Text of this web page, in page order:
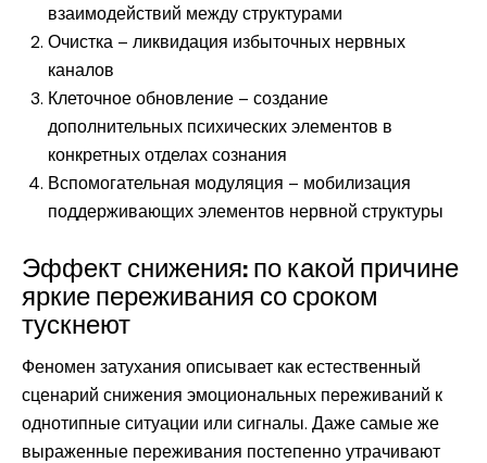
взаимодействий между структурами
Очистка – ликвидация избыточных нервных
каналов
Клеточное обновление – создание
дополнительных психических элементов в
конкретных отделах сознания
Вспомогательная модуляция – мобилизация
поддерживающих элементов нервной структуры
Эффект снижения: по какой причине
яркие переживания со сроком
тускнеют
Феномен затухания описывает как естественный
сценарий снижения эмоциональных переживаний к
однотипные ситуации или сигналы. Даже самые же
выраженные переживания постепенно утрачивают